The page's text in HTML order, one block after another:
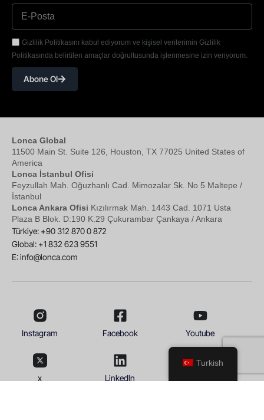
Gizlilik Politikasını kabul ediyorum ve kişisel verilerimin Gizlilik
Politikasında belirtilen amaçlar doğrultusunda işlenmesine izin veriyorum.
Abone Ol
Lonca Global
11500 Main St. Suite 126, Houston, TX 77025 United States of
America
Lonca İstanbul Ofisi
Feyzullah Mah. Oğuzhanlı Cad. Mimozalar Sk. No 5 Maltepe /
İstanbul
Lonca Ankara Ofisi Kızılırmak Mah. 1443 Cad. 1071 Usta
Plaza B Blok. D:190 K:29 Çukurambar Çankaya / Ankara
Türkiye: +90 312 870 0 872
Global: +1 832 623 9551
E:info@lonca.com
Instagram Facebook Youtube
x Linkedln
Turkish